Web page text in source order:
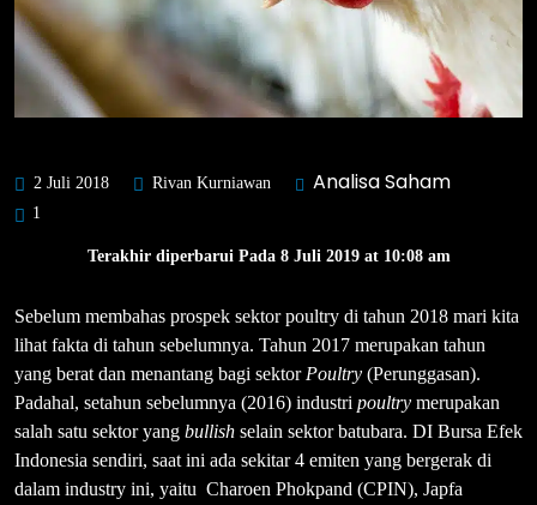
2 Juli 2018 Rivan Kurniawan Analisa Saham
1
Terakhir diperbarui Pada 8 Juli 2019 at 10:08 am
Sebelum membahas prospek sektor poultry di tahun 2018 mari kita
lihat fakta di tahun sebelumnya. Tahun 2017 merupakan tahun
yang berat dan menantang bagi sektor Poultry (Perunggasan).
Padahal, setahun sebelumnya (2016) industri poultry merupakan
salah satu sektor yang bullish selain sektor batubara. DI Bursa Efek
Indonesia sendiri, saat ini ada sekitar 4 emiten yang bergerak di
dalam industry ini, yaitu Charoen Phokpand (CPIN), Japfa